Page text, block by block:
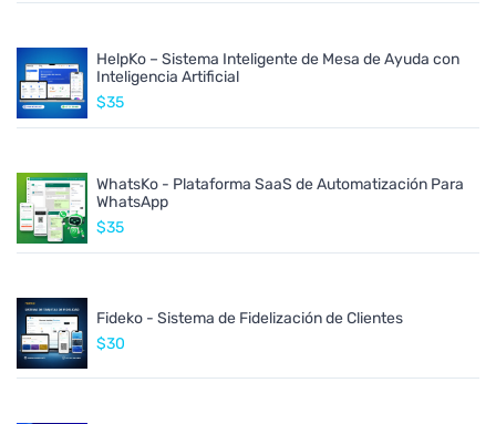
HelpKo – Sistema Inteligente de Mesa de Ayuda con
Inteligencia Artificial
$35
WhatsKo - Plataforma SaaS de Automatización Para
WhatsApp
$35
Fideko - Sistema de Fidelización de Clientes
$30